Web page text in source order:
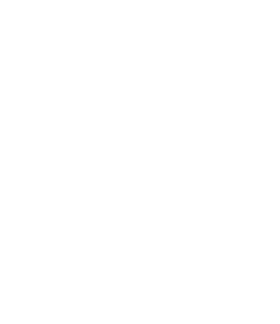
にご登録され
社の共同利用者
とをご了承くだ
通知します。
、取り引きをい
ムロン制御